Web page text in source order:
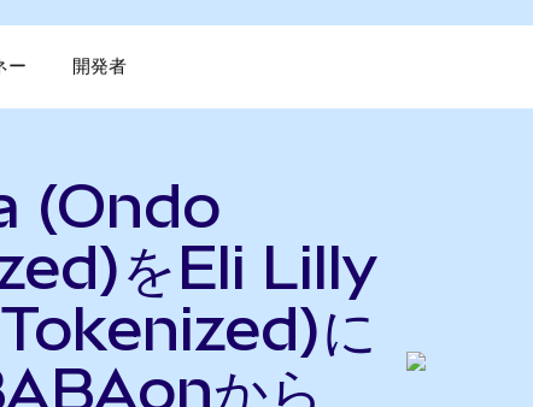
ー 開発者
(Ondo
をEli Lilly
に
から